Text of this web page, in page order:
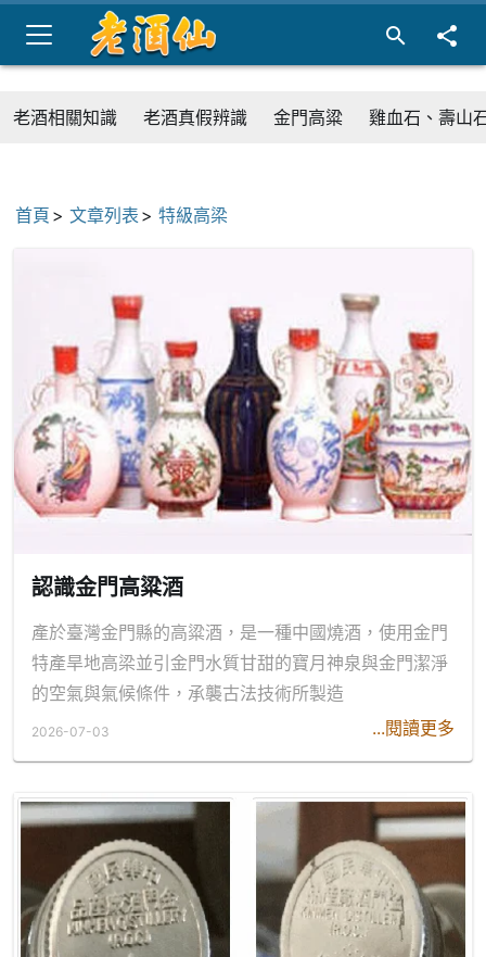
老酒相關知識 老酒真假辨識 金門高粱 雞血石、壽山
首頁 文章列表 特級高梁
認識金門高粱酒
產於臺灣金門縣的高粱酒，是一種中國燒酒，使用金門
特產旱地高梁並引金門水質甘甜的寶月神泉與金門潔淨
的空氣與氣候條件，承襲古法技術所製造
...閱讀更多
2026-07-03